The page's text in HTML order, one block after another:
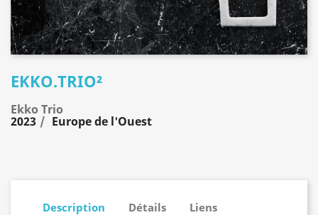
EKKO.TRIO²
Ekko Trio
2023 Europe de l'Ouest
Description Détails Liens